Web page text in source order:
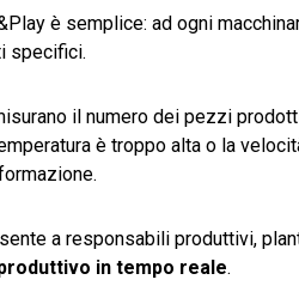
è semplice: ad ogni
specifici.
il numero dei pezzi
è troppo alta o la
a responsabili produttivi,
in tempo reale.